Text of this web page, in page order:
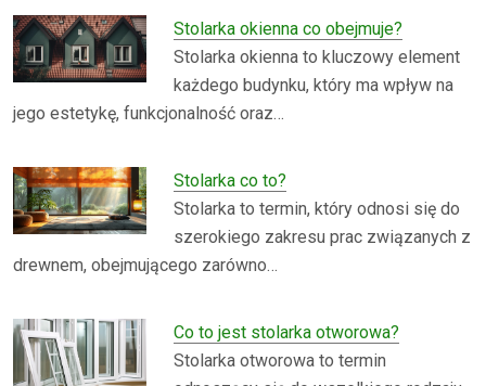
Stolarka okienna co obejmuje?
Stolarka okienna to kluczowy element
każdego budynku, który ma wpływ na
jego estetykę, funkcjonalność oraz…
Stolarka co to?
Stolarka to termin, który odnosi się do
szerokiego zakresu prac związanych z
drewnem, obejmującego zarówno…
Co to jest stolarka otworowa?
Stolarka otworowa to termin